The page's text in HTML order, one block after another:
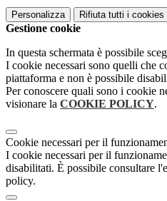
Personalizza Rifiuta tutti i cookies
Gestione cookie
In questa schermata è possibile
I cookie necessari sono quelli che
piattaforma e non è possibile
Per conoscere quali sono i cookie
visionare la COOKIE POLICY.
Cookie necessari per il
I cookie necessari per il
disabilitati. È possibile consultare
policy.